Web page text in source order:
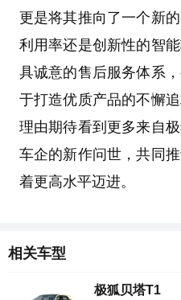
更是将其推向了一个新
利用率还是创新性的智
具诚意的售后服务体系
于打造优质产品的不懈
理由期待看到更多来自
车企的新作问世，共同
着更高水平迈进。
相关车型
极狐贝塔T1